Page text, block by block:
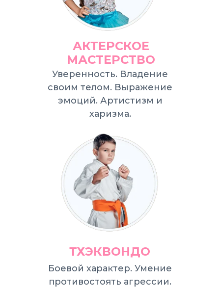
АКТЕРСКОЕ
МАСТЕРСТВО
Уверенность. Владение
своим телом. Выражение
эмоций. Артистизм и
харизма.
ТХЭКВОНДО
Боевой характер. Умение
противостоять агрессии.